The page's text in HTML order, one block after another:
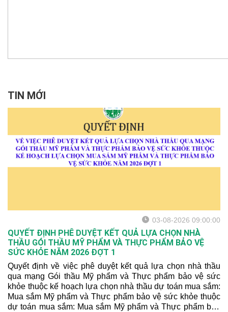
TIN MỚI
03-08-2026 09:00:00
QUYẾT ĐỊNH PHÊ DUYỆT KẾT QUẢ LỰA CHỌN NHÀ
THẦU GÓI THẦU MỸ PHẨM VÀ THỰC PHẨM BẢO VỆ
SỨC KHỎE NĂM 2026 ĐỢT 1
Quyết định về việc phê duyệt kết quả lựa chọn nhà thầu
qua mạng Gói thầu Mỹ phẩm và Thực phẩm bảo vệ sức
khỏe thuộc kế hoạch lựa chọn nhà thầu dự toán mua sắm:
Mua sắm Mỹ phẩm và Thực phẩm bảo vệ sức khỏe thuộc
dự toán mua sắm: Mua sắm Mỹ phẩm và Thực phẩm bảo